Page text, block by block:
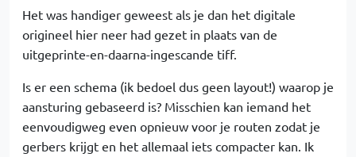
Het was handiger geweest als je dan het digitale
origineel hier neer had gezet in plaats van de
uitgeprinte-en-daarna-ingescande tiff.
Is er een schema (ik bedoel dus geen layout!) waarop je
aansturing gebaseerd is? Misschien kan iemand het
eenvoudigweg even opnieuw voor je routen zodat je
gerbers krijgt en het allemaal iets compacter kan. Ik